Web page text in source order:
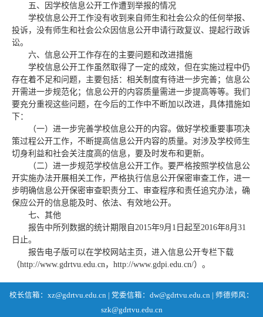
五、因学校信息公开工作遭到举报的情况
学校信息公开工作没有收到来自师生和社会公众的任何举报、
投诉，没有师生和社会公众因信息公开申请行政复议、提起行政诉
讼。
六、信息公开工作存在的主要问题和改进措施
学校信息公开工作虽然取得了一定的成效，但在实施过程中仍
存在着不足和问题，主要包括：相关制度有待进一步完善；信息公
开需进一步规范化；信息公开的内容质量需进一步提高等等。我们
要充分重视这些问题，在今后的工作中不断加以改进，具体措施如
下：
（一）进一步完善学校信息公开的内容。做好学校重要事项决
策过程公开工作，不断提高信息公开内容的质量。对涉及学校师生
切身利益和社会关注度高的信息，要及时发布和更新。
（二）进一步规范学校信息公开工作。要严格按照学校信息公
开实施办法开展相关工作，严格执行信息公开保密审查工作，进一
步明确信息公开保密审查职责分工、审查程序和责任追究办法，确
保应公开的信息能及时、依法、有效地公开。
七、其他
报告中所列数据的统计期限自2015年9月1日起至2016年8月31
日止。
报告电子版可以在学校网站主页，进入信息公开专栏下载
（http://www.gdrtvu.edu.cn，http://www.gdpi.edu.cn/）。
校长信箱：xz@gdrtvu.edu.cn | 党委信箱：dw@gdrtvu.edu.cn | 师德师风：
szk@gdrtvu.edu.cn